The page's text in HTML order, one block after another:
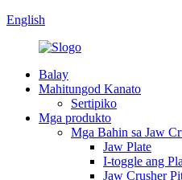
English
Balay
Mahitungod Kanato
Sertipiko
Mga produkto
Mga Bahin sa Jaw
Jaw Plate
I-toggle ang
Jaw Crusher